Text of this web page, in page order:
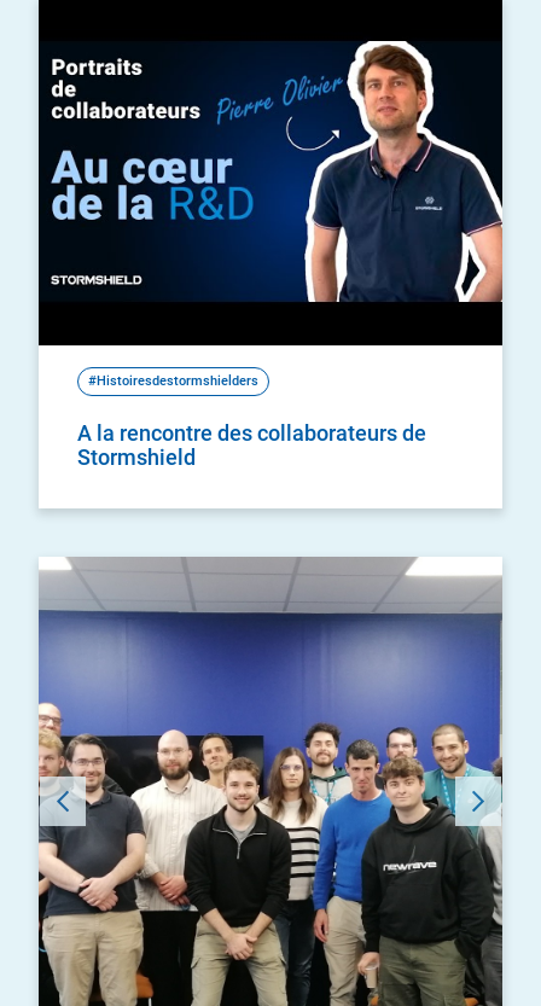
#Histoiresdestormshielders
A la rencontre des collaborateurs de
Stormshield